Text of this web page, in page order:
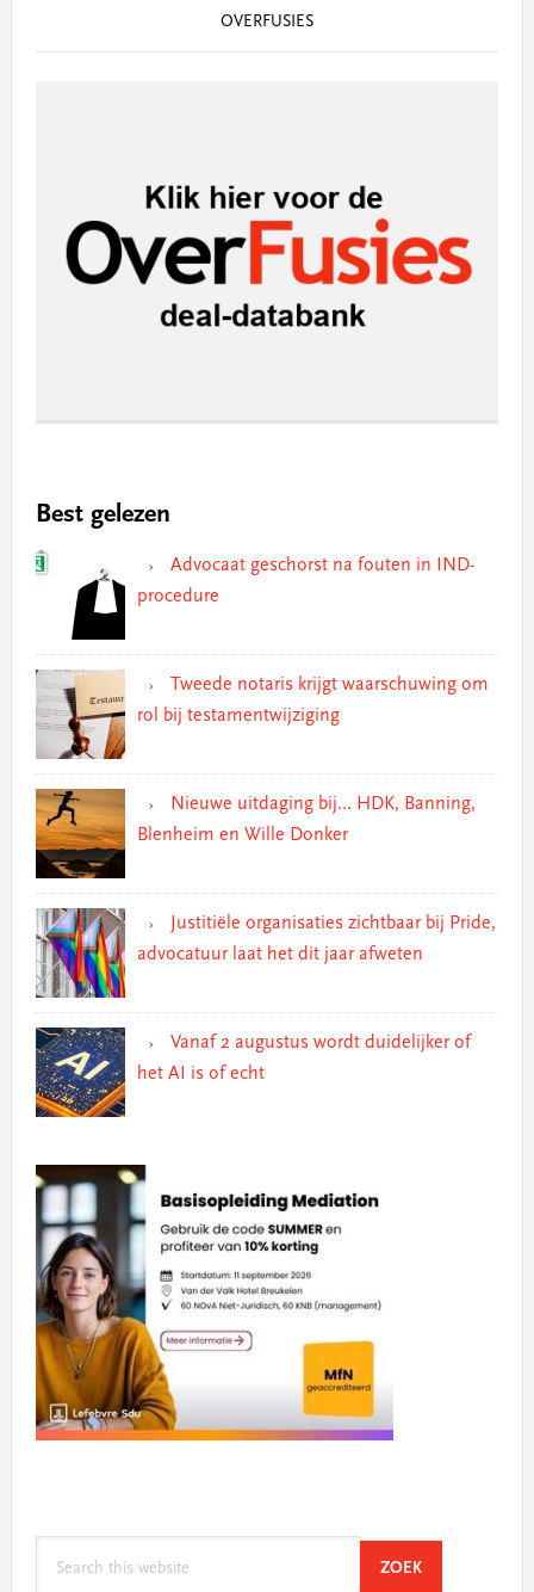
OVERFUSIES
Best gelezen
Advocaat geschorst na fouten in IND-
procedure
Tweede notaris krijgt waarschuwing om
rol bij testamentwijziging
Nieuwe uitdaging bij… HDK, Banning,
Blenheim en Wille Donker
Justitiële organisaties zichtbaar bij Pride,
advocatuur laat het dit jaar afweten
Vanaf 2 augustus wordt duidelijker of
het AI is of echt
ZOEKSEARCH